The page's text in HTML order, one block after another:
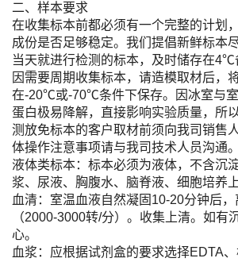
二、样本要求
在收集标本前都必须有一个完整的计划
成份是否足够稳定。我们提倡新鲜标本
当天就进行检测的标本，及时储存在4℃
因需要周期收集标本，请造模取材后，
在-20℃或-70℃条件下保存。因冰室与室
蛋白极易降解，直接影响实验质量，所
测放免标本的客户取材前须向我司销售
体操作注意事项请与我司技术人员沟通。
液体类标本：标本必须为液体，不含沉
浆、尿液、胸腹水、脑脊液、细胞培养
血清：室温血液自然凝固10-20分钟后
（2000-3000转/分）。收集上清。如有
心。
血浆：应根据试剂盒的要求选择EDTA